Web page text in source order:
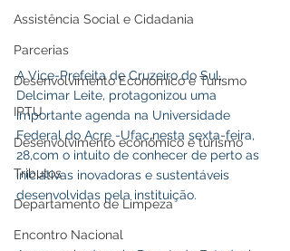
Assistência Social e Cidadania
Parcerias
Desenvolvimento Econômico e Turismo
IPTU
Desenvolvimento econômico e turismo
Tributos
Departamento de Limpeza
Encontro Nacional
A Vice-Prefeita de Cruzeiro do Sul,
Delcimar Leite, protagonizou uma
importante agenda na Universidade
Federal do Acre -Ufac,nesta sexta-feira,
28,com o intuito de conhecer de perto as
iniciativas inovadoras e sustentáveis
desenvolvidas pela instituição.